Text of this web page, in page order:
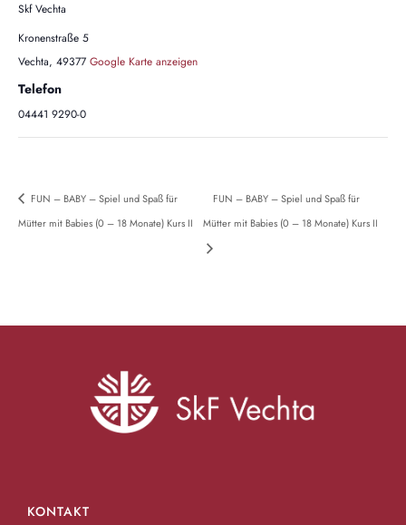
Skf Vechta
Kronenstraße 5
Vechta, 49377 Google Karte anzeigen
Telefon
04441 9290-0
FUN – BABY – Spiel und Spaß für
Mütter mit Babies (0 – 18 Monate) Kurs II
FUN – BABY – Spiel und Spaß für
Mütter mit Babies (0 – 18 Monate) Kurs II
KONTAKT